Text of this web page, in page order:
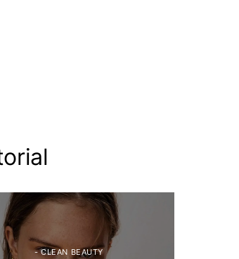
- CLEAN BEAUTY